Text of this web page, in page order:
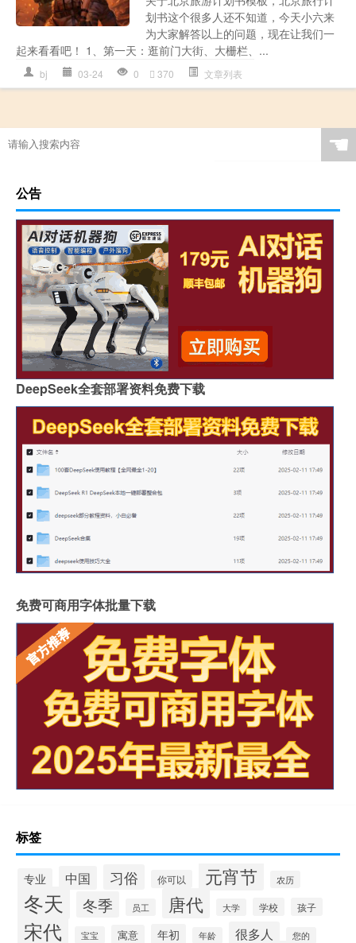
划书这个很多人还不知道，今天小六来
为大家解答以上的问题，现在让我们一
起来看看吧！ 1、第一天：逛前门大街、大栅栏、...
bj 03-24 0 370 文章列表
☚
公告
DeepSeek全套部署资料免费下载
免费可商用字体批量下载
标签
专业 中国 习俗 你可以 元宵节 农历
冬天 冬季 员工 唐代 大学 学校 孩子
宋代 宝宝 寓意 年初 年龄 很多人 您的